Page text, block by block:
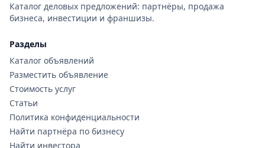
Каталог деловых предложений: партнёры, продажа
бизнеса, инвестиции и франшизы.
Разделы
Каталог объявлений
Разместить объявление
Стоимость услуг
Статьи
Политика конфиденциальности
Найти партнёра по бизнесу
Найти инвестора